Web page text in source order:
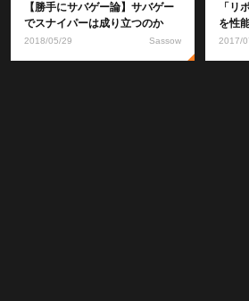
【勝手にサバゲー論】サバゲー
でスナイパーは成り立つのか
2018/05/29 Sassow
「リ
を性
2017/